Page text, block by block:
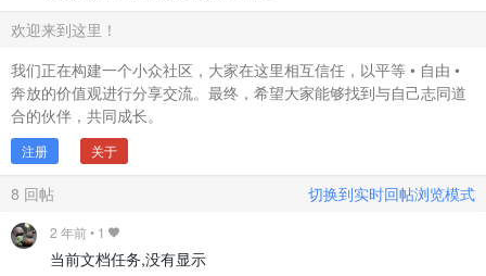
欢迎来到这里！
我们正在构建一个小众社区，大家在这里相互信任，以平等 • 自由 •
奔放的价值观进行分享交流。最终，希望大家能够找到与自己志同道
合的伙伴，共同成长。
注册 关于
8 回帖 切换到实时回帖浏览模式
2 年前• 1
当前文档任务,没有显示